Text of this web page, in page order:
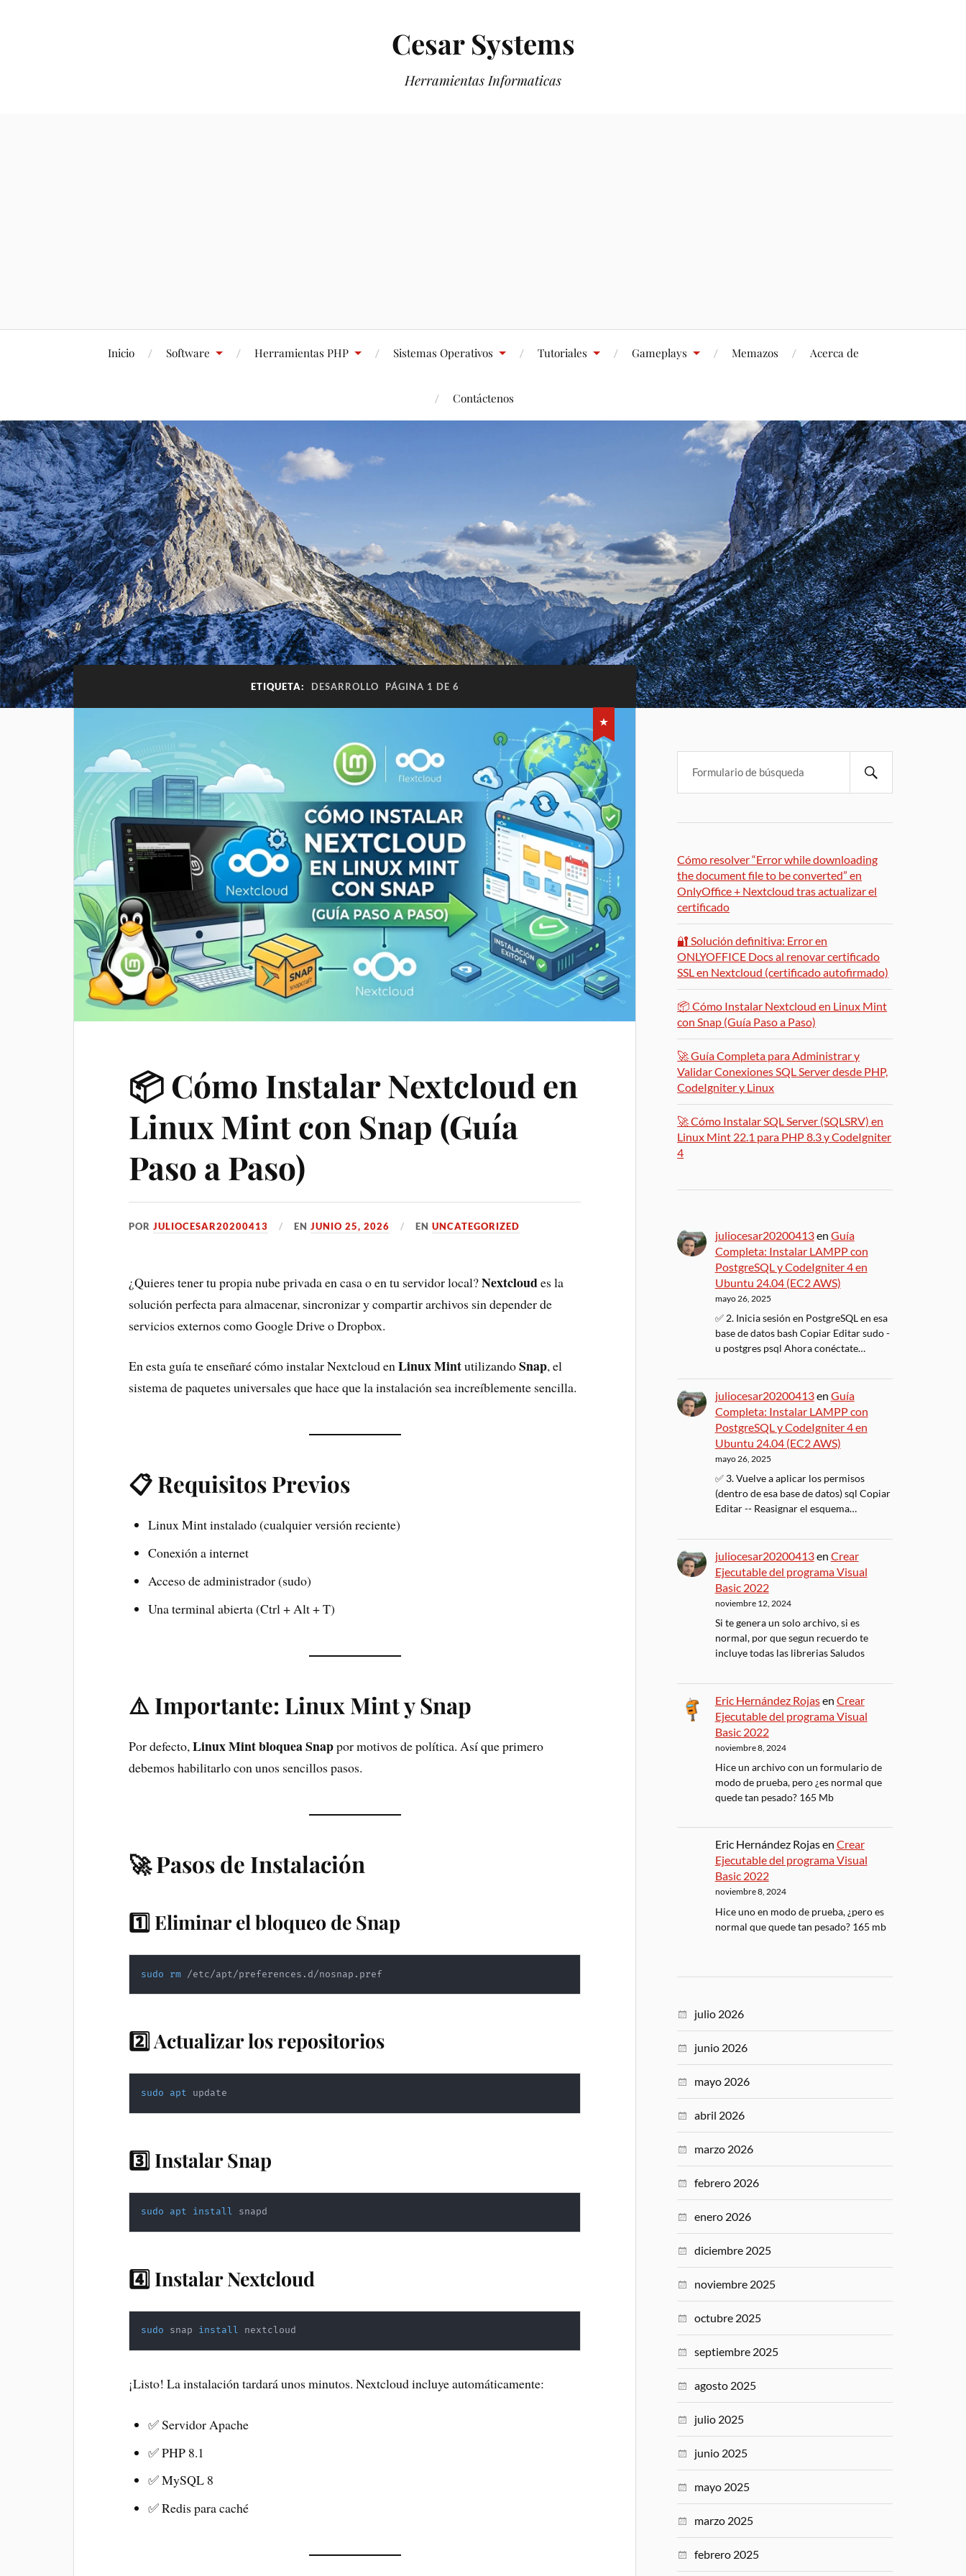
Cesar Systems
Herramientas Informaticas
Inicio Software Herramientas PHP Sistemas Operativos Tutoriales Gameplays Memazos Acerca de
Contáctenos
ETIQUETA: DESARROLLO PÁGINA 1 DE 6
📦 Cómo Instalar Nextcloud en
Linux Mint con Snap (Guía
Paso a Paso)
PORJULIOCESAR20200413 ENJUNIO 25, 2026 ENUNCATEGORIZED
¿Quieres tener tu propia nube privada en casa o en tu servidor local?Nextcloudes la
solución perfecta para almacenar, sincronizar y compartir archivos sin depender de
servicios externos como Google Drive o Dropbox.
En esta guía te enseñaré cómo instalar Nextcloud enLinux MintutilizandoSnap, el
sistema de paquetes universales que hace que la instalación sea increíblemente sencilla.
📋 Requisitos Previos
Linux Mint instalado (cualquier versión reciente)
Conexión a internet
Acceso de administrador (sudo)
Una terminal abierta (Ctrl + Alt + T)
⚠️ Importante: Linux Mint y Snap
Por defecto,Linux Mint bloquea Snappor motivos de política. Así que primero
debemos habilitarlo con unos sencillos pasos.
🚀 Pasos de Instalación
1️⃣ Eliminar el bloqueo de Snap
sudo rm /etc/apt/preferences.d/nosnap.pref
2️⃣ Actualizar los repositorios
sudo apt update
3️⃣ Instalar Snap
sudo apt install snapd
4️⃣ Instalar Nextcloud
sudo snap install nextcloud
¡Listo! La instalación tardará unos minutos. Nextcloud incluye automáticamente:
✅ Servidor Apache
✅ PHP 8.1
✅ MySQL 8
✅ Redis para caché
Cómo resolver “Error while downloading
the document file to be converted” en
OnlyOffice + Nextcloud tras actualizar el
certificado
🔐 Solución definitiva: Error en
ONLYOFFICE Docs al renovar certificado
SSL en Nextcloud (certificado autofirmado)
📦 Cómo Instalar Nextcloud en Linux Mint
con Snap (Guía Paso a Paso)
🚀 Guía Completa para Administrar y
Validar Conexiones SQL Server desde PHP,
CodeIgniter y Linux
🚀 Cómo Instalar SQL Server (SQLSRV) en
Linux Mint 22.1 para PHP 8.3 y CodeIgniter
4
juliocesar20200413en Guía
Completa: Instalar LAMPP con
PostgreSQL y CodeIgniter 4 en
Ubuntu 24.04 (EC2 AWS)
mayo 26, 2025
✅ 2. Inicia sesión en PostgreSQL en esa
base de datos bash Copiar Editar sudo -
u postgres psql Ahora conéctate…
juliocesar20200413en Guía
Completa: Instalar LAMPP con
PostgreSQL y CodeIgniter 4 en
Ubuntu 24.04 (EC2 AWS)
mayo 26, 2025
✅ 3. Vuelve a aplicar los permisos
(dentro de esa base de datos) sql Copiar
Editar -- Reasignar el esquema…
juliocesar20200413en Crear
Ejecutable del programa Visual
Basic 2022
noviembre 12, 2024
Si te genera un solo archivo, si es
normal, por que segun recuerdo te
incluye todas las librerias Saludos
Eric Hernández Rojasen Crear
Ejecutable del programa Visual
Basic 2022
noviembre 8, 2024
Hice un archivo con un formulario de
modo de prueba, pero ¿es normal que
quede tan pesado? 165 Mb
Eric Hernández Rojasen Crear
Ejecutable del programa Visual
Basic 2022
noviembre 8, 2024
Hice uno en modo de prueba, ¿pero es
normal que quede tan pesado? 165 mb
julio 2026
junio 2026
mayo 2026
abril 2026
marzo 2026
febrero 2026
enero 2026
diciembre 2025
noviembre 2025
octubre 2025
septiembre 2025
agosto 2025
julio 2025
junio 2025
mayo 2025
marzo 2025
febrero 2025